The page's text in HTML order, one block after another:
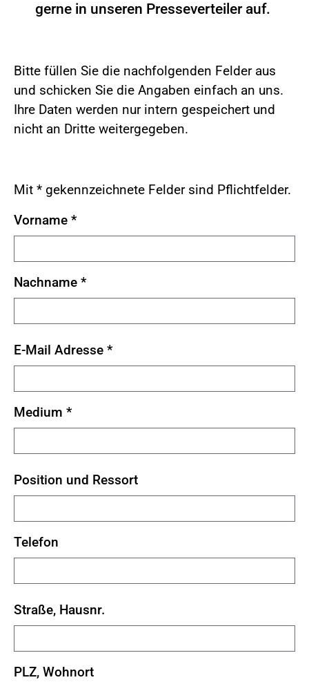
gerne in unseren Presseverteiler auf.
Bitte füllen Sie die nachfolgenden Felder aus
und schicken Sie die Angaben einfach an uns.
Ihre Daten werden nur intern gespeichert und
nicht an Dritte weitergegeben.
Mit * gekennzeichnete Felder sind Pflichtfelder.
Vorname *
Nachname *
E-Mail Adresse *
Medium *
Position und Ressort
Telefon
Straße, Hausnr.
PLZ, Wohnort